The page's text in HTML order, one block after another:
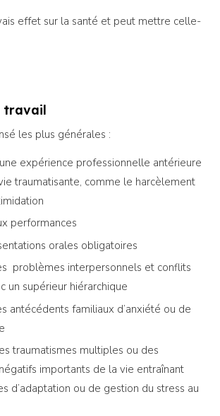
effet sur la santé et peut mettre celle-
travail
les plus générales :
expérience professionnelle antérieure
traumatisante, comme le harcèlement
performances
orales obligatoires
problèmes interpersonnels et conflits
un supérieur hiérarchique
antécédents familiaux d’anxiété ou de
traumatismes multiples ou des
importants de la vie entraînant
d’adaptation ou de gestion du stress au